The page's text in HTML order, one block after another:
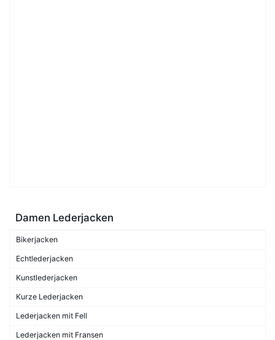
Damen Lederjacken
Bikerjacken
Echtlederjacken
Kunstlederjacken
Kurze Lederjacken
Lederjacken mit Fell
Lederjacken mit Fransen